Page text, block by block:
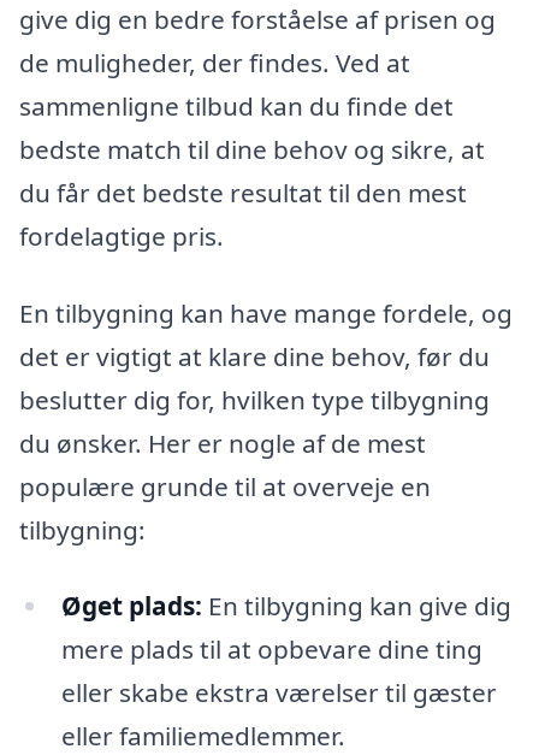
give dig en bedre forståelse af prisen og
de muligheder, der findes. Ved at
sammenligne tilbud kan du finde det
bedste match til dine behov og sikre, at
du får det bedste resultat til den mest
fordelagtige pris.
En tilbygning kan have mange fordele, og
det er vigtigt at klare dine behov, før du
beslutter dig for, hvilken type tilbygning
du ønsker. Her er nogle af de mest
populære grunde til at overveje en
tilbygning:
Øget plads: En tilbygning kan give dig
mere plads til at opbevare dine ting
eller skabe ekstra værelser til gæster
eller familiemedlemmer.